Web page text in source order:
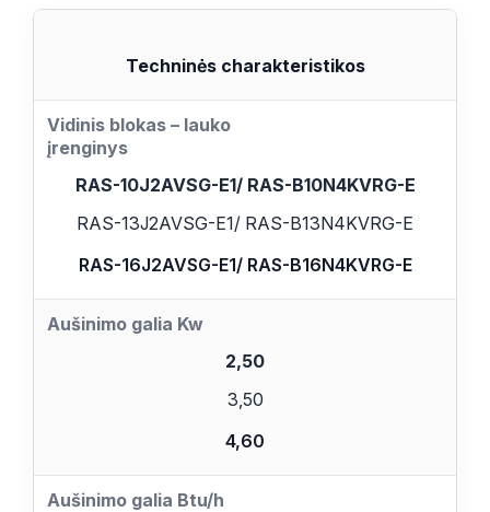
Techninės charakteristikos
Vidinis blokas – lauko
įrenginys
RAS-10J2AVSG-E1/ RAS-B10N4KVRG-E
RAS-13J2AVSG-E1/ RAS-B13N4KVRG-E
RAS-16J2AVSG-E1/ RAS-B16N4KVRG-E
Aušinimo galia Kw
2,50
3,50
4,60
Aušinimo galia Btu/h